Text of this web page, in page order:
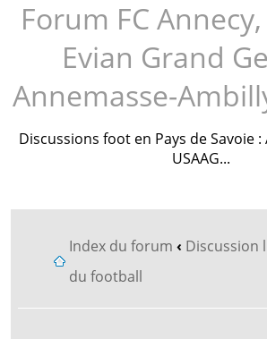
INSTAGRAM
Forum FC
Evian Grand
Annemasse-
Discussions foot en Pays de Savoie :
USAAG...
Index du forum ‹ Discussion
du football